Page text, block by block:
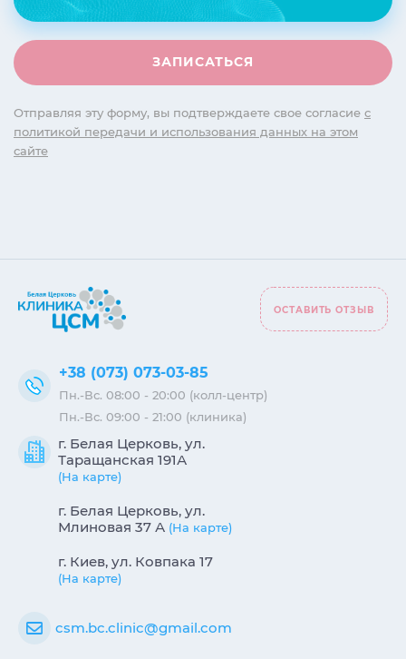
Отправляя эту форму, вы подтверждаете свое согласие с
политикой передачи и использования данных на этом
сайте
г. Белая Церковь, ул.
Таращанская 191А
(На карте)
г. Белая Церковь, ул.
Млиновая 37 А (На карте)
г. Киев, ул. Ковпака 17
(На карте)
+38 (073) 073-03-85
Пн.-Вс. 08:00 - 20:00 (колл-центр)
Пн.-Вс. 09:00 - 21:00 (клиника)
csm.bc.clinic@gmail.com
ОСТАВИТЬ ОТЗЫВ